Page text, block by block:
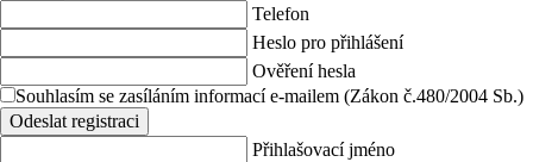
Telefon
Heslo pro přihlášení
Ověření hesla
Souhlasím se zasíláním informací e-mailem (Zákon č.480/2004 Sb.)
Odeslat registraci
Přihlašovací jméno